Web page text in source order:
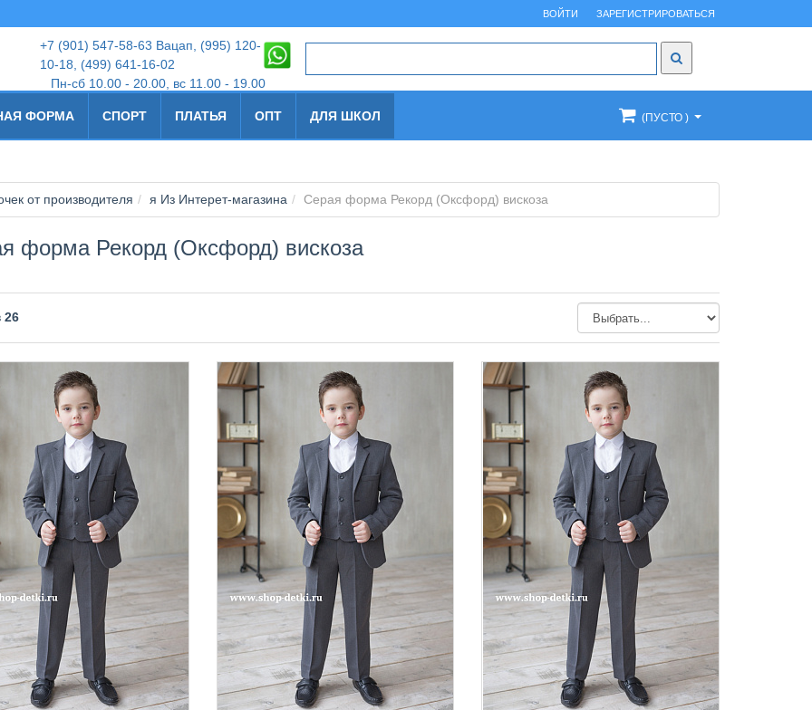
ВОЙТИ ЗАРЕГИСТРИРОВАТЬСЯ
+7 (901) 547-58-63 Вацап, (995) 120-
10-18
(499) 641-16-02
Пн-сб 10.00 - 20.00, вс 11.00 - 19.00
ФОРМА СПОРТ ПЛАТЬЯ ОПТ ДЛЯ ШКОЛ (ПУСТО )
от производителя я Из Интерет-магазина Серая форма Рекорд (Оксфорд) вискоза
форма Рекорд (Оксфорд) вискоза
26